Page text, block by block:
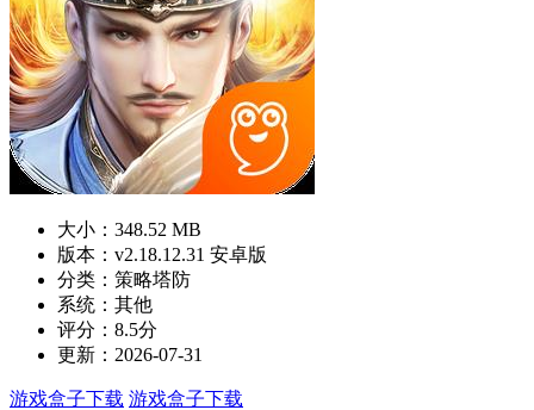
大小：348.52 MB
版本：v2.18.12.31 安卓版
分类：策略塔防
系统：其他
评分：8.5分
更新：2026-07-31
游戏盒子下载 游戏盒子下载